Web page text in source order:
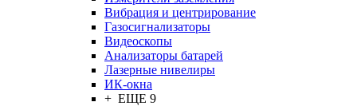
Вибрация и центрирование
Газосигнализаторы
Видеоскопы
Анализаторы батарей
Лазерные нивелиры
ИК-окна
+ ЕЩЕ 9